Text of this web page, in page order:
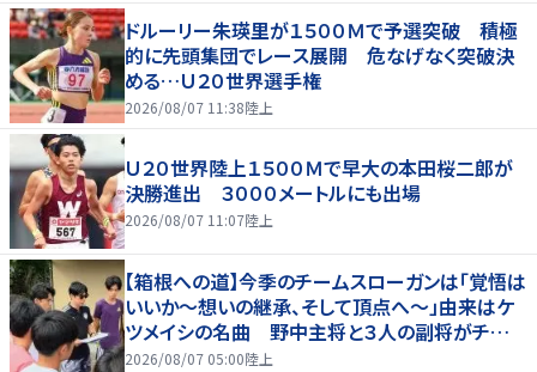
ドルーリー朱瑛里が１５００Ｍで予選突破 積極
的に先頭集団でレース展開 危なげなく突破決
める…Ｕ２０世界選手権
2026/08/07 11:38陸上
Ｕ２０世界陸上１５００Ｍで早大の本田桜二郎が
決勝進出 ３０００メートルにも出場
2026/08/07 11:07陸上
【箱根への道】今季のチームスローガンは「覚悟は
いいか～想いの継承、そして頂点へ～」由来はケ
ツメイシの名曲 野中主将と３人の副将がチーム
を引っ張る…夏合宿特集第１弾、国学院大
2026/08/07 05:00陸上